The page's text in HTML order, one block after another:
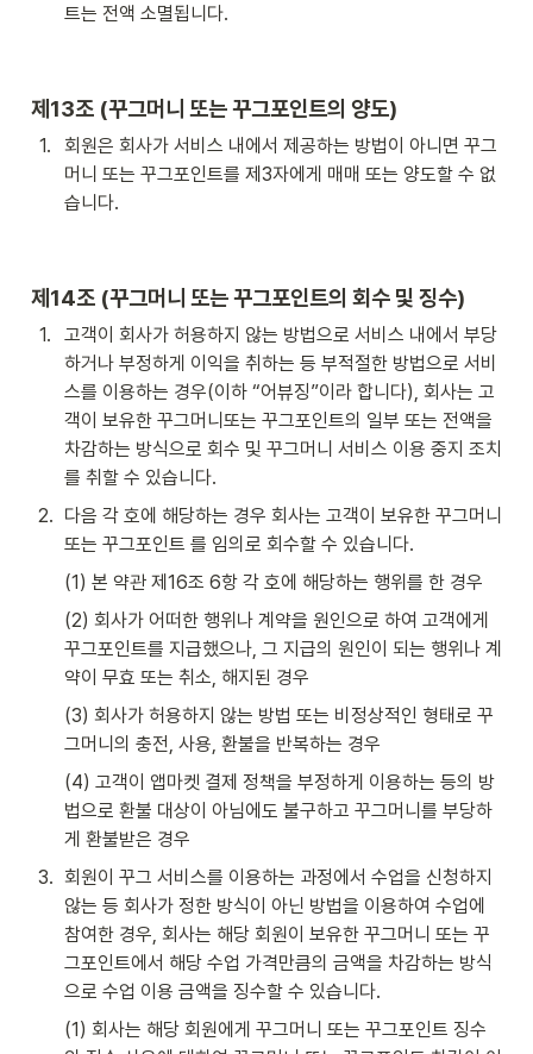
트는 전액 소멸됩니다.
제13조 (꾸그머니 또는 꾸그포인트의 양도)
1.
회원은 회사가 서비스 내에서 제공하는 방법이 아니면 꾸그
머니 또는 꾸그포인트를 제3자에게 매매 또는 양도할 수 없
습니다.
제14조 (꾸그머니 또는 꾸그포인트의 회수 및 징수)
1.
고객이 회사가 허용하지 않는 방법으로 서비스 내에서 부당
하거나 부정하게 이익을 취하는 등 부적절한 방법으로 서비
스를 이용하는 경우(이하 “어뷰징”이라 합니다), 회사는 고
객이 보유한 꾸그머니또는 꾸그포인트의 일부 또는 전액을
차감하는 방식으로 회수 및 꾸그머니 서비스 이용 중지 조치
를 취할 수 있습니다.
2. 다음 각 호에 해당하는 경우 회사는 고객이 보유한 꾸그머니
또는 꾸그포인트 를 임의로 회수할 수 있습니다.
(1) 본 약관 제16조 6항 각 호에 해당하는 행위를 한 경우
(2) 회사가 어떠한 행위나 계약을 원인으로 하여 고객에게
꾸그포인트를 지급했으나, 그 지급의 원인이 되는 행위나 계
약이 무효 또는 취소, 해지된 경우
(3) 회사가 허용하지 않는 방법 또는 비정상적인 형태로 꾸
그머니의 충전, 사용, 환불을 반복하는 경우
(4) 고객이 앱마켓 결제 정책을 부정하게 이용하는 등의 방
법으로 환불 대상이 아님에도 불구하고 꾸그머니를 부당하
게 환불받은 경우
3. 회원이 꾸그 서비스를 이용하는 과정에서 수업을 신청하지
않는 등 회사가 정한 방식이 아닌 방법을 이용하여 수업에
참여한 경우, 회사는 해당 회원이 보유한 꾸그머니 또는 꾸
그포인트에서 해당 수업 가격만큼의 금액을 차감하는 방식
으로 수업 이용 금액을 징수할 수 있습니다.
(1) 회사는 해당 회원에게 꾸그머니 또는 꾸그포인트 징수